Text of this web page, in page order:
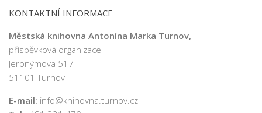
KONTAKTNÍ INFORMACE
Městská knihovna Antonína Marka Turnov,
příspěvková organizace
Jeronýmova 517
51101 Turnov
E-mail: info@knihovna.turnov.cz